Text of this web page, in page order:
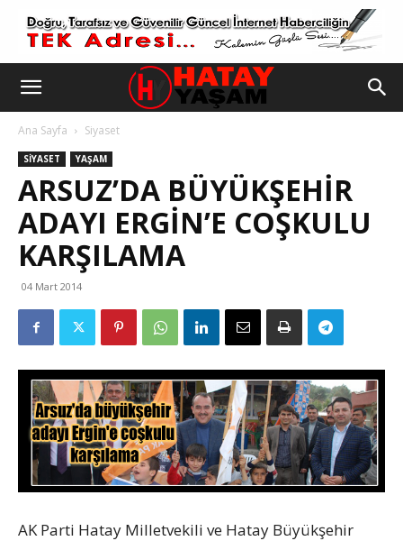
Ana Sayfa Siyaset
SIYASET YAŞAM
ARSUZ’DA BÜYÜKŞEHIR
ADAYI ERGIN’E COŞKULU
KARŞILAMA
04 Mart 2014
AK Parti Hatay Milletvekili ve Hatay Büyükşehir